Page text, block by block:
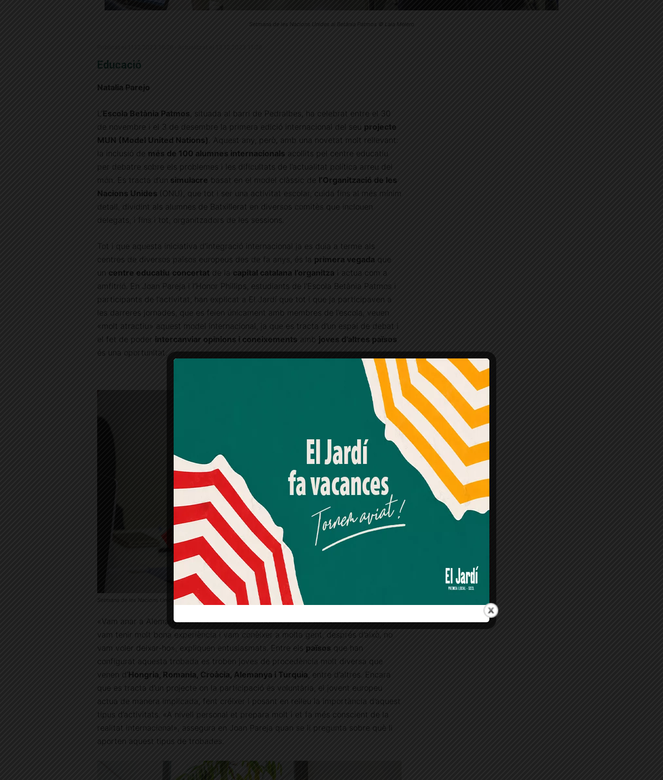
Setmana de les Nacions Unides al Betània Patmos © Laia Melero
Educació
Natalia Parejo
L’ Escola Betània Patmos, situada al barri de Pedralbes, ha celebrat entre el 30
de novembre i el 3 de desembre la primera edició internacional del seu projecte
MUN (Model United Nations). Aquest any, però, amb una novetat molt rellevant:
la inclusió de més de 100 alumnes internacionals acollits pel centre educatiu
per debatre sobre els problemes i les dificultats de l’actualitat política arreu del
món. Es tracta d’un simulacre basat en el model clàssic de l’Organització de les
Nacions Unides (ONU), que tot i ser una activitat escolar, cuida fins al més mínim
detall, dividint als alumnes de Batxillerat en diversos comitès que inclouen
delegats, i fins i tot, organitzadors de les sessions.
Tot i que aquesta iniciativa d’integració internacional ja es duia a terme als
centres de diversos països europeus des de fa anys, és la primera vegada que
un centre educatiu concertat de la capital catalana l’organitza i actua com a
amfitrió. En Joan Pareja i l’Honor Phillips, estudiants de l’Escola Betània Patmos i
participants de l’activitat, han explicat a El Jardí que tot i que ja participaven a
les darreres jornades, que es feien únicament amb membres de l’escola, veuen
«molt atractiu» aquest model internacional, ja que es tracta d’un espai de debat i
el fet de poder intercanviar opinions i coneixements amb joves d’altres països
és una oportunitat.
Setmana de les Nacions Unides al Betània Patmos © Laia Melero
«Vam anar a Alemanya amb l’escola a fer el nostre primer MUN internacional,
vam tenir molt bona experiència i vam conèixer a molta gent, després d’això, no
vam voler deixar-ho», expliquen entusiasmats. Entre els països que han
configurat aquesta trobada es troben joves de procedència molt diversa que
venen d’ Hongria, Romania, Croàcia, Alemanya i Turquia, entre d’altres. Encara
que es tracta d’un projecte on la participació és voluntària, el jovent europeu
actua de manera implicada, fent créixer i posant en relleu la importància d’aquest
tipus d’activitats. «A nivell personal et prepara molt i et fa més conscient de la
realitat internacional», assegura en Joan Pareja quan se li pregunta sobre què li
aporten aquest tipus de trobades.
Amb el seu acord, nosaltres fem servir galetes o
tecnologies similars per emmagatzemar, accedir i
processar dades personals com la seva visita a aquest lloc
web. Pot retirar el seu consentiment o oposar-se al
processament de dades basat en interessos legítims en
qualsevol moment fent clic a "Ajustos de cookies" o a la
nostra Política de privacitat en aquest lloc web. Si cliques
"acceptar" dones el teu consentiment
Més informació Acceptar Rebutjar tot
Quan l’usuari crea un compte al Diari el Jardí, dona el seu
consentiment explícit per rebre comunicacions
informatives relacionades amb el servei. Aquest
consentiment pot ser revocat en qualsevol moment
mitjançant l’enllaç de baixa present a tots els correus.